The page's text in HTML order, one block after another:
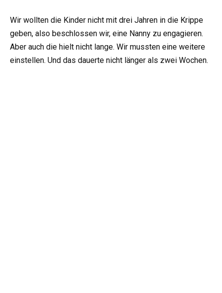
Wir wollten die Kinder nicht mit drei Jahren in die Krippe
geben, also beschlossen wir, eine Nanny zu engagieren.
Aber auch die hielt nicht lange. Wir mussten eine weitere
einstellen. Und das dauerte nicht länger als zwei Wochen.